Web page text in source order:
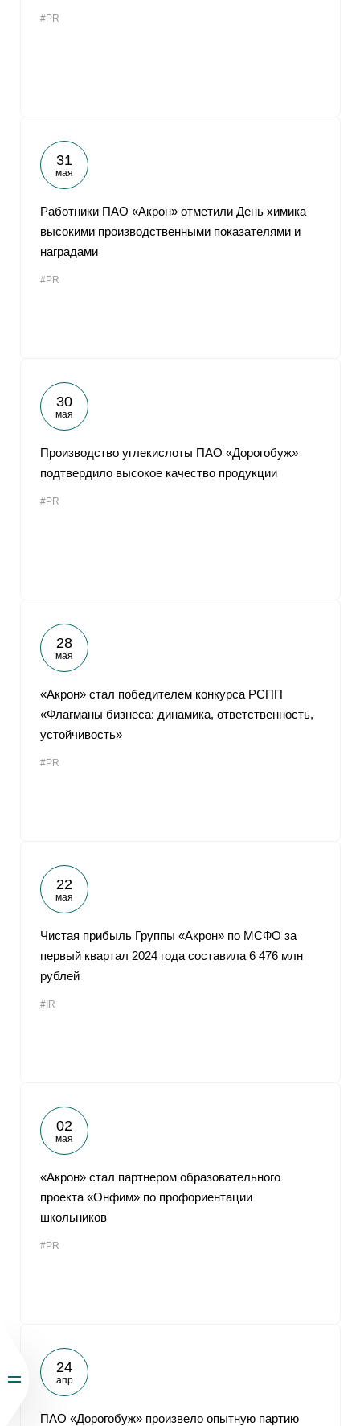
#PR
31
мая
Работники ПАО «Акрон» отметили День химика
высокими производственными показателями и
наградами
#PR
30
мая
Производство углекислоты ПАО «Дорогобуж»
подтвердило высокое качество продукции
#PR
28
мая
«Акрон» стал победителем конкурса РСПП
«Флагманы бизнеса: динамика, ответственность,
устойчивость»
#PR
22
мая
Чистая прибыль Группы «Акрон» по МСФО за
первый квартал 2024 года составила 6 476 млн
рублей
#IR
02
мая
«Акрон» стал партнером образовательного
проекта «Онфим» по профориентации
школьников
#PR
24
апр
ПАО «Дорогобуж» произвело опытную партию